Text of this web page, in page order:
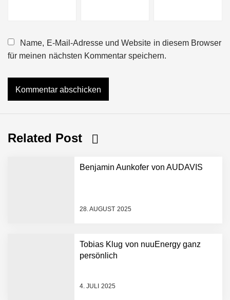
Name, E-Mail-Adresse und Website in diesem Browser
für meinen nächsten Kommentar speichern.
Related Post
Benjamin Aunkofer von AUDAVIS
28. AUGUST 2025
Tobias Klug von nuuEnergy ganz
persönlich
4. JULI 2025
Portrait
AUDAVIS